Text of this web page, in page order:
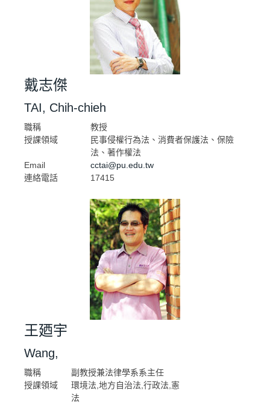
戴志傑
TAI, Chih-chieh
職稱
教授
授課領域
民事侵權行為法、消費者保護法、保險
法、著作權法
Email
cctai@pu.edu.tw
連絡電話
17415
王廼宇
Wang,
職稱
副教授兼法律學系系主任
授課領域
環境法,地方自治法,行政法,憲
法